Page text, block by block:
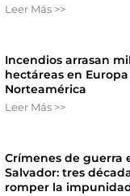
Leer Más >>
Incendios arrasan
hectáreas en
Norteamérica
Leer Más >>
Crímenes de guerra
Salvador: tres
romper la